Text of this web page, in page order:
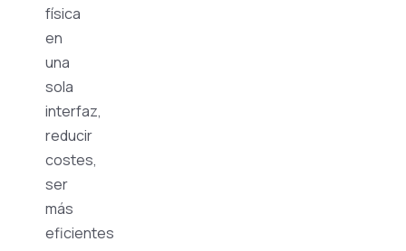
física
en
una
sola
interfaz,
reducir
costes,
ser
más
eficientes